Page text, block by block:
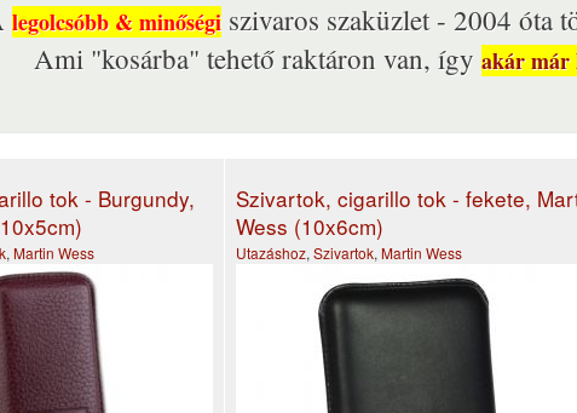
legolcsóbb & minőségi szivaros szaküzlet - 2004 óta
Ami "kosárba" tehető raktáron van, így akár már
tok - Burgundy,
, Martin Wess
Szivartok, cigarillo tok - fekete,
Wess (10x6cm)
Utazáshoz, Szivartok, Martin Wess